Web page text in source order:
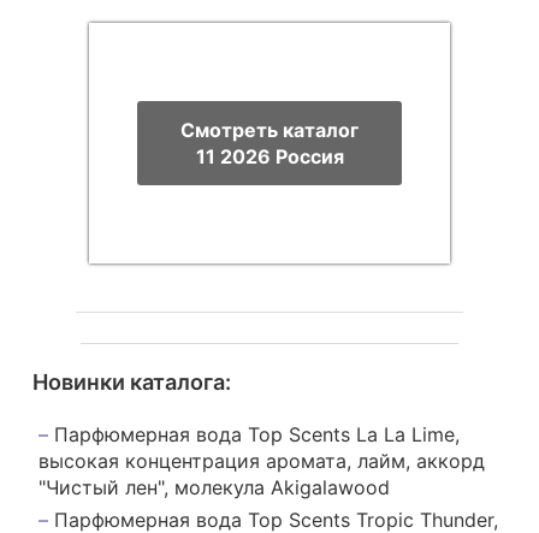
Смотреть каталог
11 2026 Россия
Новинки каталога:
Парфюмерная вода Top Scents La La Lime,
высокая концентрация аромата, лайм, аккорд
"Чистый лен", молекула Akigalawood
Парфюмерная вода Top Scents Tropic Thunder,